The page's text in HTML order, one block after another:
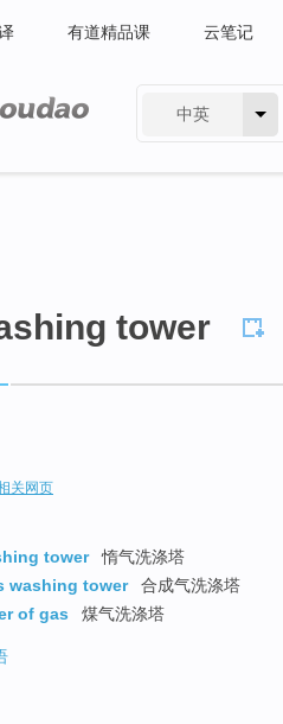
有道精品课 云笔记
中英
tower
关网页
tower
惰气洗涤塔
washing tower
合成气洗涤塔
of gas
煤气洗涤塔